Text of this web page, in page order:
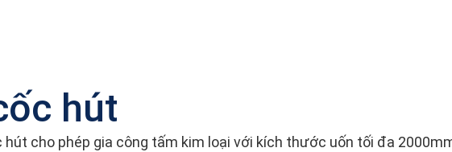
hút
cho phép gia công tấm kim loại với kích thước uốn tối đa